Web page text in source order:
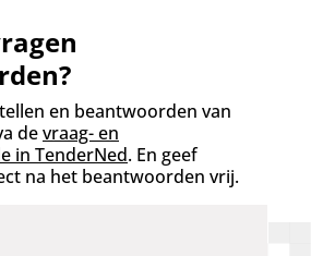
en beantwoorden van
devraag- en
in TenderNed. En geef
na het beantwoorden vrij.